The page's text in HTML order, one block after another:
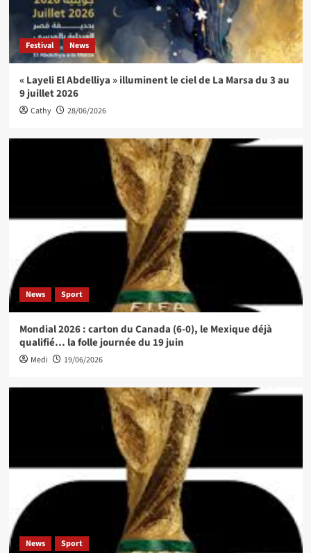
Festival News
« Layeli El Abdelliya » illuminent le ciel de La Marsa du 3 au
9 juillet 2026
Cathy 28/06/2026
News Sport
Mondial 2026 : carton du Canada (6-0), le Mexique déjà
qualifié… la folle journée du 19 juin
Medi 19/06/2026
News Sport